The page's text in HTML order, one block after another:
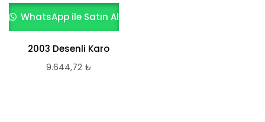
WhatsApp ile Satın Al
2003 Desenli Karo
9.644,72 ₺